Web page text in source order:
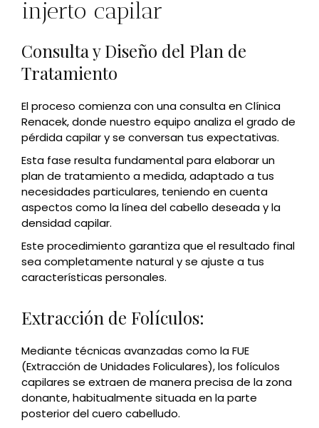
injerto capilar
Consulta y Diseño del Plan de
Tratamiento
El proceso comienza con una consulta en Clínica
Renacek, donde nuestro equipo analiza el grado de
pérdida capilar y se conversan tus expectativas.
Esta fase resulta fundamental para elaborar un
plan de tratamiento a medida, adaptado a tus
necesidades particulares, teniendo en cuenta
aspectos como la línea del cabello deseada y la
densidad capilar.
Este procedimiento garantiza que el resultado final
sea completamente natural y se ajuste a tus
características personales.
Extracción de Folículos:
Mediante técnicas avanzadas como la FUE
(Extracción de Unidades Foliculares), los folículos
capilares se extraen de manera precisa de la zona
donante, habitualmente situada en la parte
posterior del cuero cabelludo.